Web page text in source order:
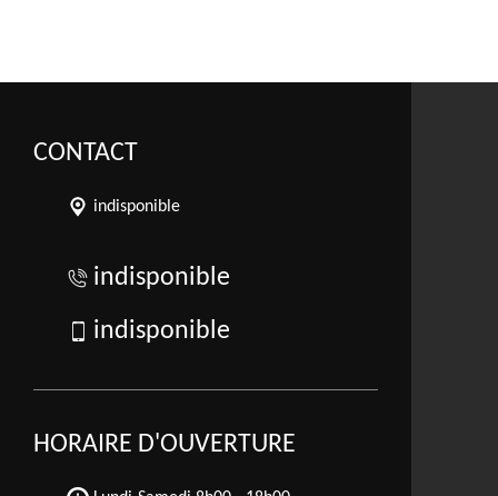
CONTACT
indisponible
indisponible
indisponible
HORAIRE D'OUVERTURE